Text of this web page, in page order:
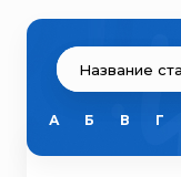
А Б В Г